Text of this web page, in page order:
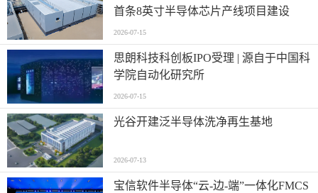
首条8英寸半导体芯片产线项目建设
2026-07-15
思朗科技科创板IPO受理 | 源自于中国科
学院自动化研究所
2026-07-15
光谷开建泛半导体洗净再生基地
2026-07-13
宝信软件半导体“云-边-端”一体化FMCS